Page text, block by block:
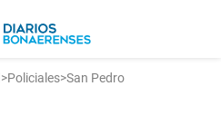
>Policiales>San Pedro